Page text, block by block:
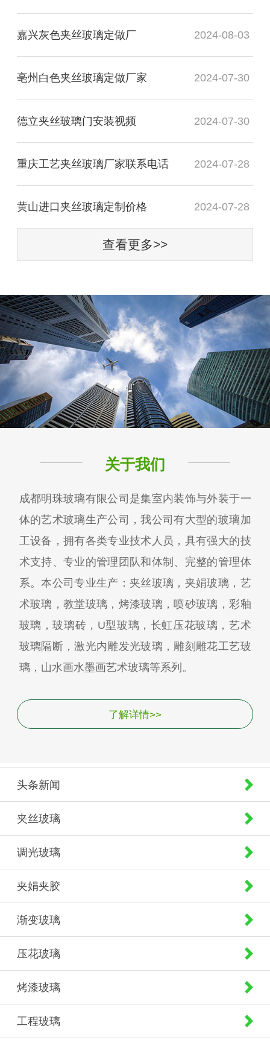
嘉兴灰色夹丝玻璃定做厂 2024-08-03
亳州白色夹丝玻璃定做厂家 2024-07-30
德立夹丝玻璃门安装视频 2024-07-30
重庆工艺夹丝玻璃厂家联系电话 2024-07-28
黄山进口夹丝玻璃定制价格 2024-07-28
查看更多>>
关于我们
成都明珠玻璃有限公司是集室内装饰与外装于一
体的艺术玻璃生产公司，我公司有大型的玻璃加
工设备，拥有各类专业技术人员，具有强大的技
术支持、专业的管理团队和体制、完整的管理体
系。本公司专业生产：夹丝玻璃，夹娟玻璃，艺
术玻璃，教堂玻璃，烤漆玻璃，喷砂玻璃，彩釉
玻璃，玻璃砖，U型玻璃，长虹压花玻璃，艺术
玻璃隔断，激光内雕发光玻璃，雕刻雕花工艺玻
璃，山水画水墨画艺术玻璃等系列。
了解详情>>
头条新闻
夹丝玻璃
调光玻璃
夹娟夹胶
渐变玻璃
压花玻璃
烤漆玻璃
工程玻璃